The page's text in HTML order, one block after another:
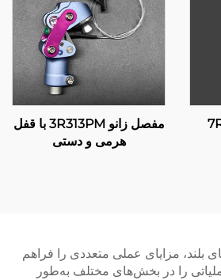
مفصل زانو 3R313PM با قفل
هرمی و دستی
بلند، مزایای عملی متعددی را فراهم
را در بخش‌های مختلف به‌طور